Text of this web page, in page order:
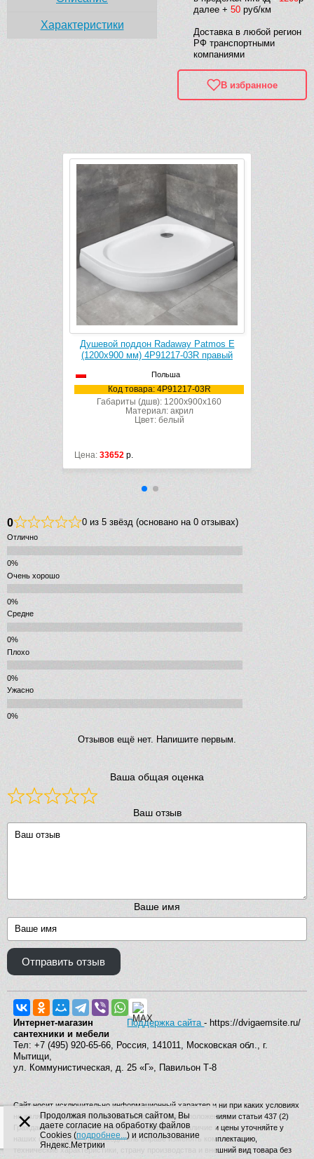
далее + 50 руб/км
Доставка в любой регион
РФ транспортными
компаниями
В избранное
Характеристики
Душевой поддон Radaway Patmos E
(1200х900 мм) 4P91217-03R правый
Польша
Код товара: 4P91217-03R
Габариты (дшв): 1200x900x160
Материал: акрил
Цвет: белый
Цена: 33652 р.
0 0 из 5 звёзд (основано на 0 отзывах)
Отлично
Очень хорошо
Средне
Плохо
Ужасно
Отзывов ещё нет. Напишите первым.
Ваша общая оценка
Ваш отзыв
Ваше имя
Отправить отзыв
Поддержка сайта- https://dvigaemsite.ru/
Интернет-магазин
сантехники и мебели
Тел: +7 (495) 920-65-66, Россия, 141011, Московская обл., г.
Мытищи,
ул. Коммунистическая, д. 25 «Г», Павильон Т-8
Сайт носит исключительно информационный характер и ни при каких условиях
не является публичной офертой, определяемой положениями статьи 437 (2)
Гражданского кодекса Российской Федерации. Наличие и цены уточняйте у
наших операторов. Производитель вправе изменять комплектацию,
технические характеристики, страну производства и внешний вид товара без
×
Продолжая пользоваться сайтом, Вы
даете согласие на обработку файлов
Cookies (подробнее...) и использование
Яндекс.Метрики